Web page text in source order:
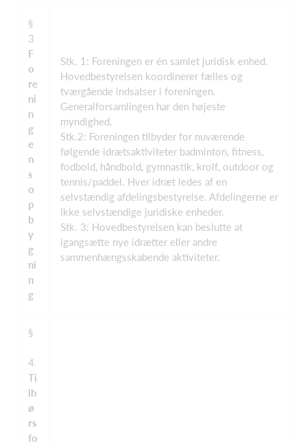
§
3
F
o
re
ni
n
g
e
n
s
o
p
b
y
g
ni
n
g
Stk. 1: Foreningen er én samlet juridisk enhed.
Hovedbestyrelsen koordinerer fælles og
tværgående indsatser i foreningen.
Generalforsamlingen har den højeste
myndighed.
Stk.2: Foreningen tilbyder for nuværende
følgende idrætsaktiviteter badminton, fitness,
fodbold, håndbold, gymnastik, krolf, outdoor og
tennis/paddel. Hver idræt ledes af en
selvstændig afdelingsbestyrelse. Afdelingerne er
ikke selvstændige juridiske enheder.
Stk. 3: Hovedbestyrelsen kan beslutte at
igangsætte nye idrætter eller andre
sammenhængsskabende aktiviteter.
§
4
Ti
lh
ø
rs
fo